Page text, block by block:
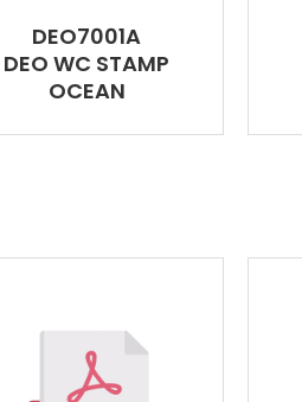
DEO7001A
DEO WC STAMP
OCEAN